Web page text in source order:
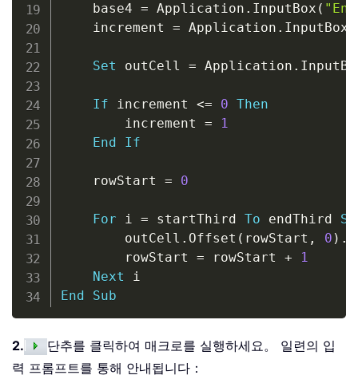
    base4
= Application . InputBox (
    increment
= Application . InputBox
Set outCell = Application .
If increment <= 0 Then
        increment
=
1
End
If
    rowStart
= 0
For i = startThird To endThird
        outCell
. Offset ( rowStart , 0 ) .
        rowStart
= rowStart +
1
Next
End
Sub
2.
단추를 클릭하여 매크로를 실행하세요。 일련의 입
력 프롬프트를 통해 안내됩니다：